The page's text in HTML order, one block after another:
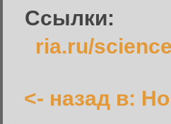
Ссылки:
ria.ru/science
<- назад в:
Запомнить меня:
Забыли